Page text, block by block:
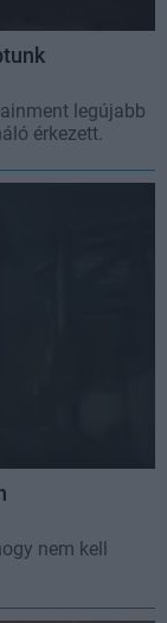
legújabb
érkezett.
nem kell